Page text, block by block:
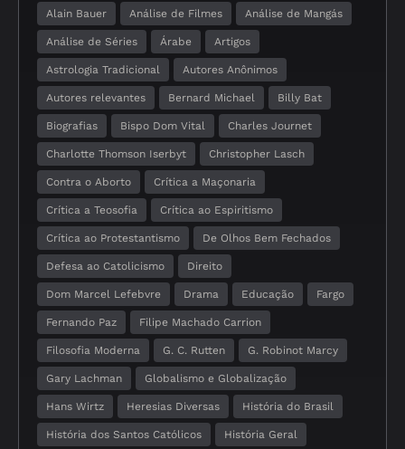
Alain Bauer Análise de Filmes Análise de Mangás
Análise de Séries Árabe Artigos
Astrologia Tradicional Autores Anônimos
Autores relevantes Bernard Michael Billy Bat
Biografias Bispo Dom Vital Charles Journet
Charlotte Thomson Iserbyt Christopher Lasch
Contra o Aborto Crítica a Maçonaria
Crítica a Teosofia Crítica ao Espiritismo
Crítica ao Protestantismo De Olhos Bem Fechados
Defesa ao Catolicismo Direito
Dom Marcel Lefebvre Drama Educação Fargo
Fernando Paz Filipe Machado Carrion
Filosofia Moderna G. C. Rutten G. Robinot Marcy
Gary Lachman Globalismo e Globalização
Hans Wirtz Heresias Diversas História do Brasil
História dos Santos Católicos História Geral